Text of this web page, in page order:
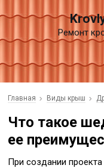
Ремонт
Главная Виды крыш
Что такое
ее
При создании